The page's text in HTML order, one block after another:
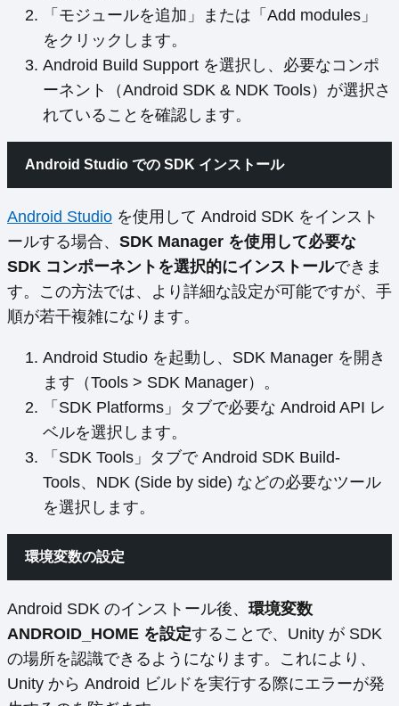
「モジュールを追加」または「Add modules」
をクリックします。
Android Build Support を選択し、必要なコンポ
ーネント（Android SDK & NDK Tools）が選択さ
れていることを確認します。
Android Studio での SDK インストール
Android Studio を使用して Android SDK をインスト
ールする場合、 SDK Manager を使用して必要な
SDK コンポーネントを選択的にインストールできま
す。この方法では、より詳細な設定が可能ですが、手
順が若干複雑になります。
Android Studio を起動し、SDK Manager を開き
ます（Tools > SDK Manager）。
「SDK Platforms」タブで必要な Android API レ
ベルを選択します。
「SDK Tools」タブで Android SDK Build-
Tools、NDK (Side by side) などの必要なツール
を選択します。
環境変数の設定
Android SDK のインストール後、 環境変数
ANDROID_HOME を設定することで、Unity が SDK
の場所を認識できるようになります。これにより、
Unity から Android ビルドを実行する際にエラーが発